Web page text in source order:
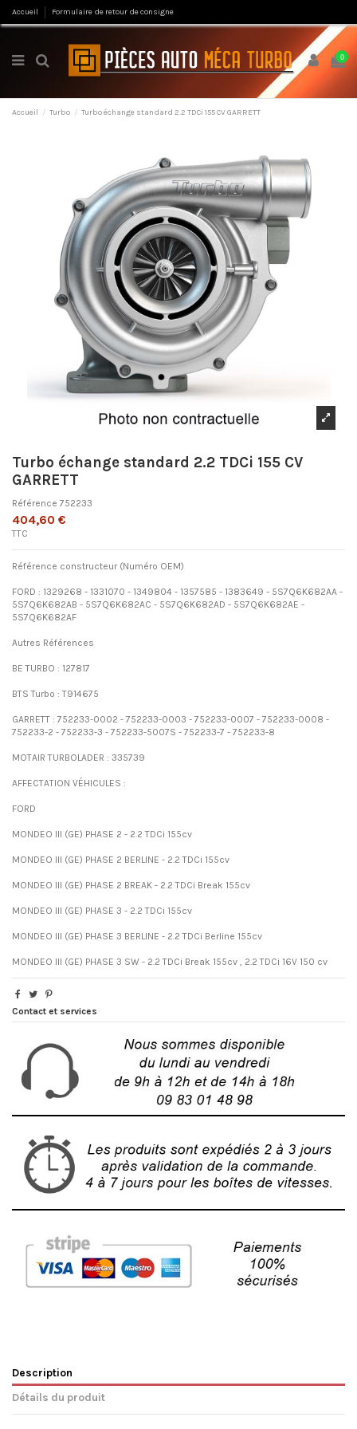
Accueil Formulaire de retour de consigne
0
Accueil Turbo Turbo échange standard 2.2 TDCi 155 CV GARRETT
Turbo échange standard 2.2 TDCi 155 CV
GARRETT
Référence 752233
404,60 €
TTC
Référence constructeur (Numéro OEM)
FORD : 1329268 - 1331070 - 1349804 - 1357585 - 1383649 - 5S7Q6K682AA -
5S7Q6K682AB - 5S7Q6K682AC - 5S7Q6K682AD - 5S7Q6K682AE -
5S7Q6K682AF
Autres Références
BE TURBO : 127817
BTS Turbo : T914675
GARRETT : 752233-0002 - 752233-0003 - 752233-0007 - 752233-0008 -
752233-2 - 752233-3 - 752233-5007S - 752233-7 - 752233-8
MOTAIR TURBOLADER : 335739
AFFECTATION VÉHICULES :
FORD
MONDEO III (GE) PHASE 2 - 2.2 TDCi 155cv
MONDEO III (GE) PHASE 2 BERLINE - 2.2 TDCi 155cv
MONDEO III (GE) PHASE 2 BREAK - 2.2 TDCi Break 155cv
MONDEO III (GE) PHASE 3 - 2.2 TDCi 155cv
MONDEO III (GE) PHASE 3 BERLINE - 2.2 TDCi Berline 155cv
MONDEO III (GE) PHASE 3 SW - 2.2 TDCi Break 155cv , 2.2 TDCi 16V 150 cv
Contact et services
Description
Détails du produit